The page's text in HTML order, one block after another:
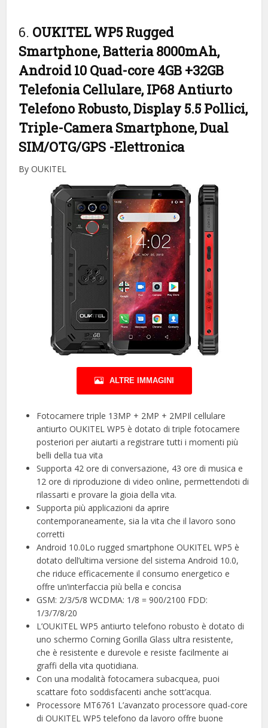
6. OUKITEL WP5 Rugged
Smartphone, Batteria 8000mAh,
Android 10 Quad-core 4GB +32GB
Telefonia Cellulare, IP68 Antiurto
Telefono Robusto, Display 5.5 Pollici,
Triple-Camera Smartphone, Dual
SIM/OTG/GPS -Elettronica
By OUKITEL
ALTRE IMMAGINI
Fotocamere triple 13MP + 2MP + 2MPIl cellulare
antiurto OUKITEL WP5 è dotato di triple fotocamere
posteriori per aiutarti a registrare tutti i momenti più
belli della tua vita
Supporta 42 ore di conversazione, 43 ore di musica e
12 ore di riproduzione di video online, permettendoti di
rilassarti e provare la gioia della vita.
Supporta più applicazioni da aprire
contemporaneamente, sia la vita che il lavoro sono
corretti
Android 10.0Lo rugged smartphone OUKITEL WP5 è
dotato dell’ultima versione del sistema Android 10.0,
che riduce efficacemente il consumo energetico e
offre un’interfaccia più bella e concisa
GSM: 2/3/5/8 WCDMA: 1/8 = 900/2100 FDD:
1/3/7/8/20
L’OUKITEL WP5 antiurto telefono robusto è dotato di
uno schermo Corning Gorilla Glass ultra resistente,
che è resistente e durevole e resiste facilmente ai
graffi della vita quotidiana.
Con una modalità fotocamera subacquea, puoi
scattare foto soddisfacenti anche sott’acqua.
Processore MT6761 L’avanzato processore quad-core
di OUKITEL WP5 telefono da lavoro offre buone